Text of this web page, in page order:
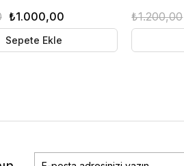
₺1.000,00
Sepete Ekle
₺1.200,00